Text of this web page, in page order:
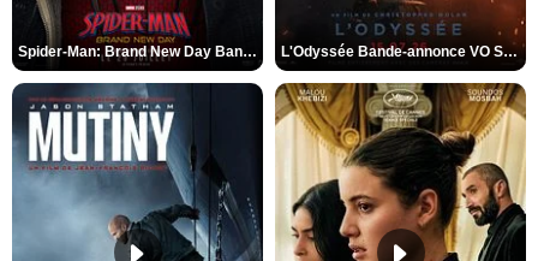
Spider-Man: Brand New Day Bande-annonce VO STFR L'Odyssée Bande-annonce VO STFR